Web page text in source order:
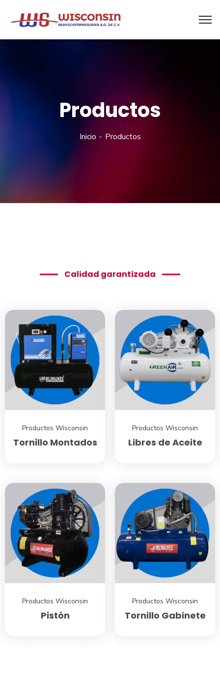
Productos
Inicio Productos
Calidad garantizada
Productos Wisconsin
Tornillo Montados
Productos Wisconsin
Libres de Aceite
Productos Wisconsin
Pistón
Productos Wisconsin
Tornillo Gabinete